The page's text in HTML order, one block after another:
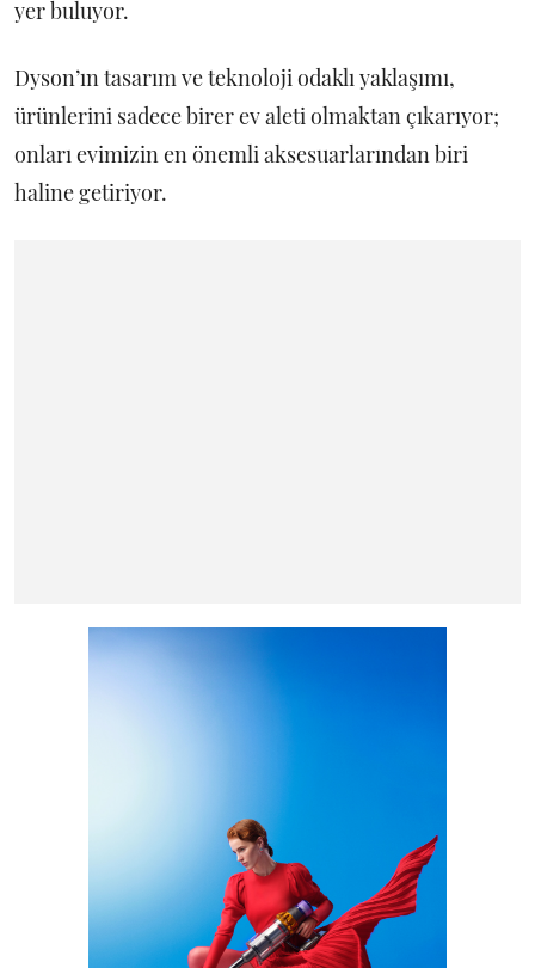
yer buluyor.
Dyson’ın tasarım ve teknoloji odaklı yaklaşımı,
ürünlerini sadece birer ev aleti olmaktan çıkarıyor;
onları evimizin en önemli aksesuarlarından biri
haline getiriyor.